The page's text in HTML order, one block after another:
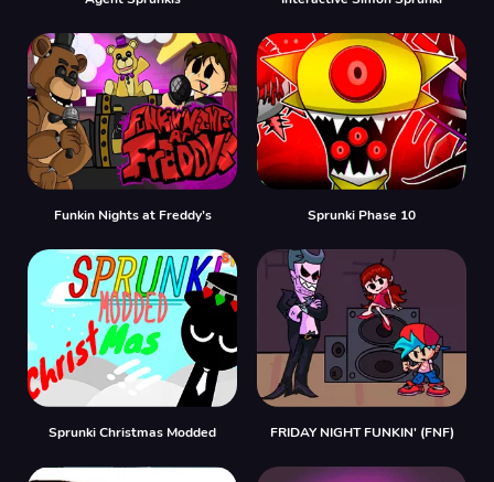
Funkin Nights at Freddy’s Sprunki Phase 10
Sprunki Christmas Modded FRIDAY NIGHT FUNKIN' (FNF)